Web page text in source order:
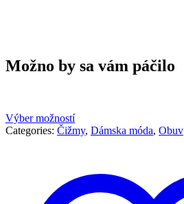
Možno by sa vám páčilo
Výber možností
Categories: Čižmy, Dámska móda, Obuv